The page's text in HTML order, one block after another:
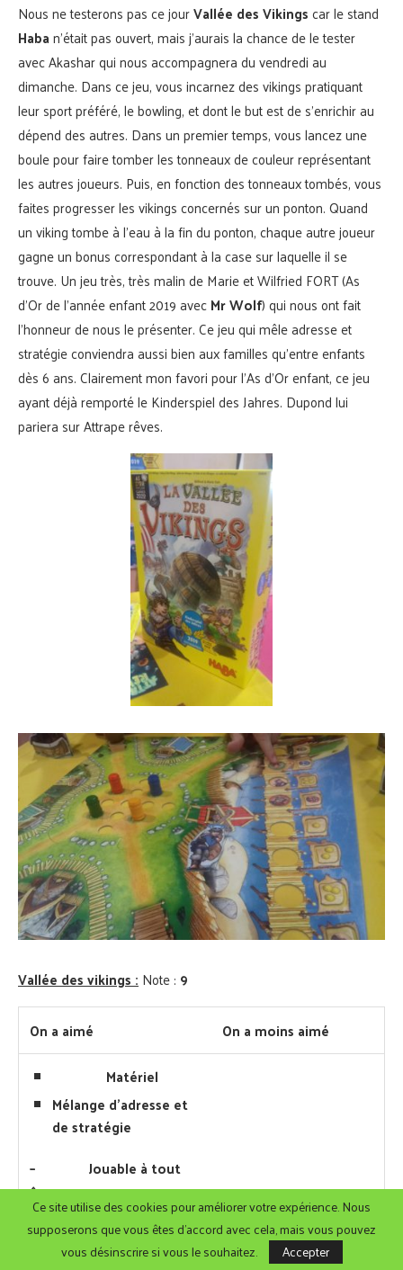
Nous ne testerons pas ce jourVallée des Vikingscar le stand
Haban’était pas ouvert, mais j’aurais la chance de le tester
avec Akashar qui nous accompagnera du vendredi au
dimanche. Dans ce jeu, vous incarnez des vikings pratiquant
leur sport préféré, le bowling, et dont le but est de s’enrichir au
dépend des autres. Dans un premier temps, vous lancez une
boule pour faire tomber les tonneaux de couleur représentant
les autres joueurs. Puis, en fonction des tonneaux tombés, vous
faites progresser les vikings concernés sur un ponton. Quand
un viking tombe à l’eau à la fin du ponton, chaque autre joueur
gagne un bonus correspondant à la case sur laquelle il se
trouve. Un jeu très, très malin de Marie et Wilfried FORT (As
d’Or de l’année enfant 2019 avecMr Wolf) qui nous ont fait
l’honneur de nous le présenter. Ce jeu qui mêle adresse et
stratégie conviendra aussi bien aux familles qu’entre enfants
dès 6 ans. Clairement mon favori pour l’As d’Or enfant, ce jeu
ayant déjà remporté le Kinderspiel des Jahres. Dupond lui
pariera sur Attrape rêves.
Vallée des vikings : Note : 9
On a aimé
On a moins aimé
Matériel
Mélange d’adresse et
destratégie
– Jouable à tout
âge
Ce site utilise des cookies pour améliorer votre expérience. Nous
supposerons que vous êtes d'accord avec cela, mais vous pouvez
vous désinscrire si vous le souhaitez.
Accepter